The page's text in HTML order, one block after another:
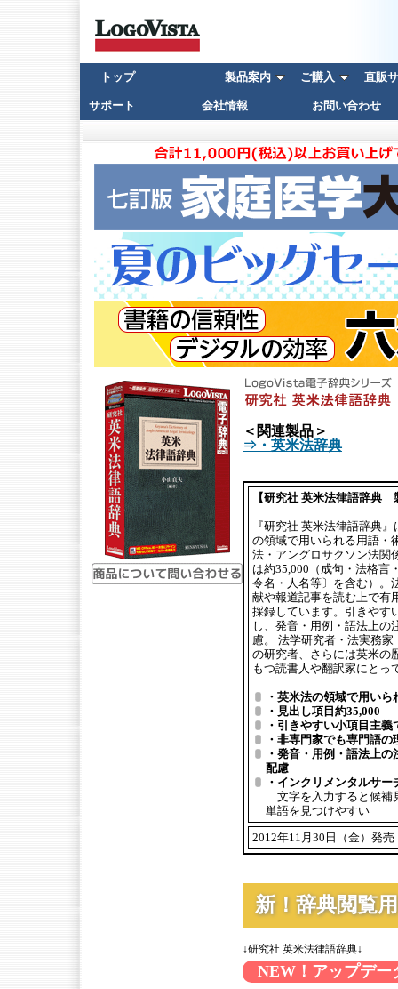
トップ 製品案内 ご購入 直販
サポート 会社情報 お問い合わせ
＜関連製品＞
⇒・英米法辞典
【研究社 英米法律語辞典
『研究社 英米法律語辞典
の領域で用いられる用語・
法・アングロサクソン法関
は約35,000（成句・法格言
令名・人名等〕を含む）。
献や報道記事を読む上で有
採録しています。引きやす
し、発音・用例・語法上の
慮。 法学研究者・法実務
の研究者、さらには英米の
もつ読書人や翻訳家にとっ
・英米法の領域で用い
・見出し項目約35,000
・引きやすい小項目主
・非専門家でも専門語
・発音・用例・語法上
配慮
・インクリメンタルサー
文字を入力すると候補
単語を見つけやすい
2012年11月30日（金）発売
新！辞典閲覧
↓研究社 英米法律語辞典↓
NEW！アップデー